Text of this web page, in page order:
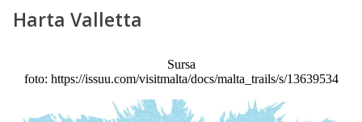
Harta Valletta
Sursa
foto: https://issuu.com/visitmalta/docs/malta_trails/s/13639534